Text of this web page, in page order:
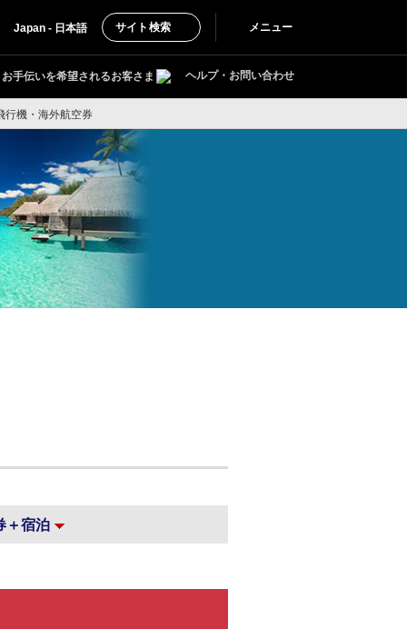
Japan - 日本語 サイト検索 メニュー
お手伝いを希望されるお客さま ヘルプ・お問い合わせ
行機・海外航空券
＋宿泊